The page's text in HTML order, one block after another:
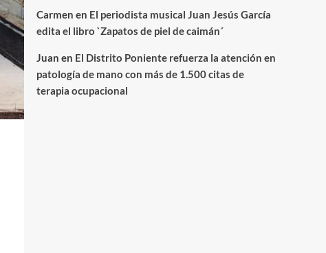
Carmen en El periodista musical Juan Jesús García
edita el libro `Zapatos de piel de caimán´
Juan en El Distrito Poniente refuerza la atención en
patología de mano con más de 1.500 citas de
terapia ocupacional